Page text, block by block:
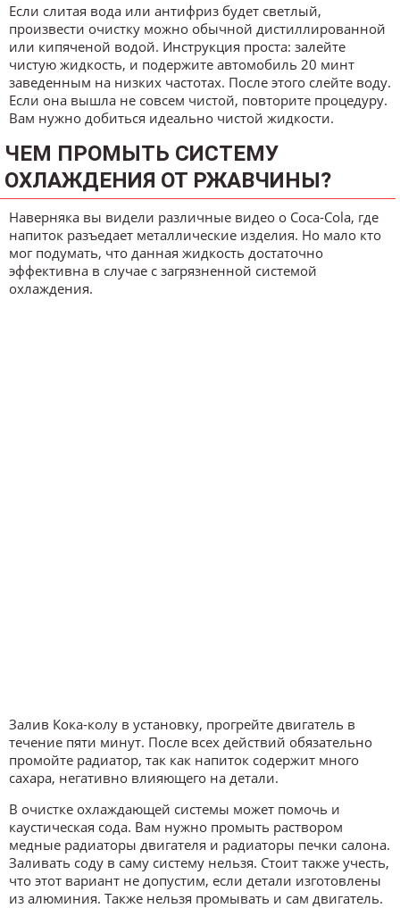
Если слитая вода или антифриз будет светлый,
произвести очистку можно обычной дистиллированной
или кипяченой водой. Инструкция проста: залейте
чистую жидкость, и подержите автомобиль 20 минт
заведенным на низких частотах. После этого слейте воду.
Если она вышла не совсем чистой, повторите процедуру.
Вам нужно добиться идеально чистой жидкости.
ЧЕМ ПРОМЫТЬ СИСТЕМУ
ОХЛАЖДЕНИЯ ОТ РЖАВЧИНЫ?
Наверняка вы видели различные видео о Coca-Cola, где
напиток разъедает металлические изделия. Но мало кто
мог подумать, что данная жидкость достаточно
эффективна в случае с загрязненной системой
охлаждения.
Залив Кока-колу в установку, прогрейте двигатель в
течение пяти минут. После всех действий обязательно
промойте радиатор, так как напиток содержит много
сахара, негативно влияющего на детали.
В очистке охлаждающей системы может помочь и
каустическая сода. Вам нужно промыть раствором
медные радиаторы двигателя и радиаторы печки салона.
Заливать соду в саму систему нельзя. Стоит также учесть,
что этот вариант не допустим, если детали изготовлены
из алюминия. Также нельзя промывать и сам двигатель.